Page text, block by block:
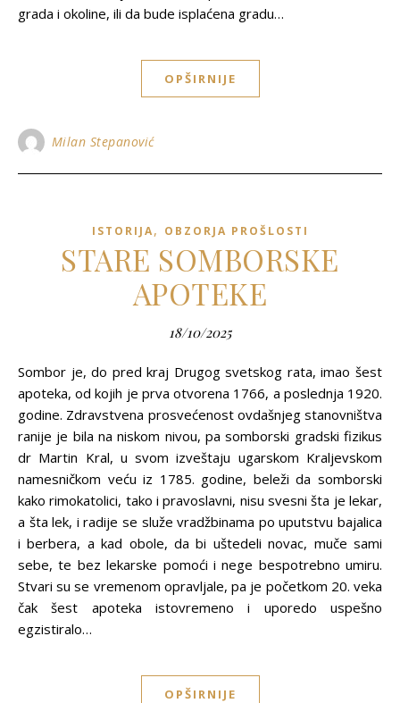
grada i okoline, ili da bude isplaćena gradu…
OPŠIRNIJE
Milan Stepanović
ISTORIJA, OBZORJA PROŠLOSTI
STARE SOMBORSKE
APOTEKE
18/10/2025
Sombor je, do pred kraj Drugog svetskog rata, imao šest
apoteka, od kojih je prva otvorena 1766, a poslednja 1920.
godine. Zdravstvena prosvećenost ovdašnjeg stanovništva
ranije je bila na niskom nivou, pa somborski gradski fizikus
dr Martin Kral, u svom izveštaju ugarskom Kraljevskom
namesničkom veću iz 1785. godine, beleži da somborski
kako rimokatolici, tako i pravoslavni, nisu svesni šta je lekar,
a šta lek, i radije se služe vradžbinama po uputstvu bajalica
i berbera, a kad obole, da bi uštedeli novac, muče sami
sebe, te bez lekarske pomoći i nege bespotrebno umiru.
Stvari su se vremenom opravljale, pa je početkom 20. veka
čak šest apoteka istovremeno i uporedo uspešno
egzistiralo…
OPŠIRNIJE